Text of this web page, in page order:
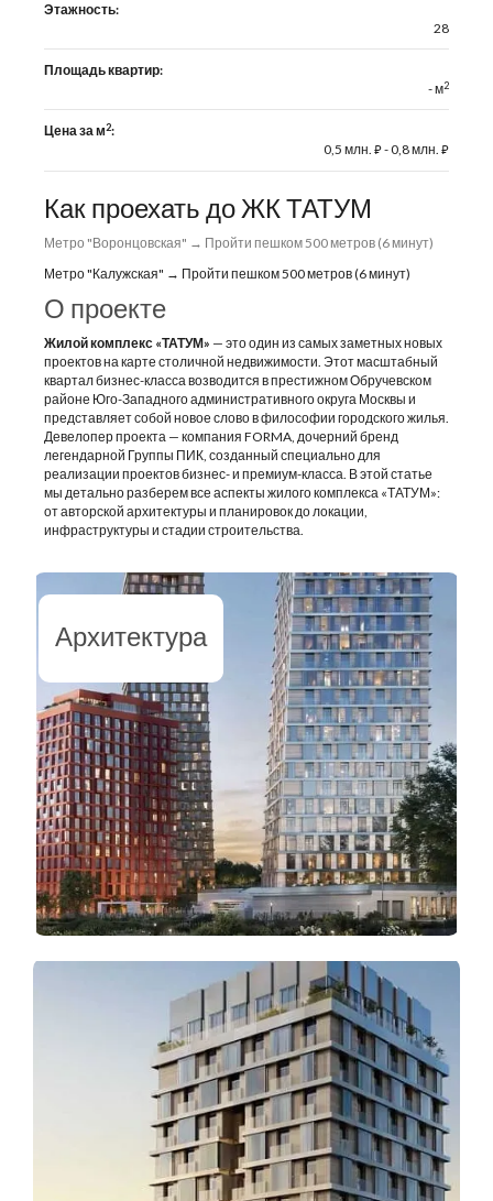
Этажность:
28
Площадь квартир:
- м2
Цена за м2:
0,5 млн. ⃏- 0,8 млн. ⃏
Как проехать до ЖК ТАТУМ
Метро "Воронцовская" → Пройти пешком 500 метров (6 минут)
Метро "Калужская" → Пройти пешком 500 метров (6 минут)
О проекте
Жилой комплекс «ТАТУМ» — это один из самых заметных новых
проектов на карте столичной недвижимости. Этот масштабный
квартал бизнес-класса возводится в престижном Обручевском
районе Юго-Западного административного округа Москвы и
представляет собой новое слово в философии городского жилья.
Девелопер проекта — компания FORMA, дочерний бренд
легендарной Группы ПИК, созданный специально для
реализации проектов бизнес- и премиум-класса. В этой статье
мы детально разберем все аспекты жилого комплекса «ТАТУМ»:
от авторской архитектуры и планировок до локации,
инфраструктуры и стадии строительства.
Архитектура